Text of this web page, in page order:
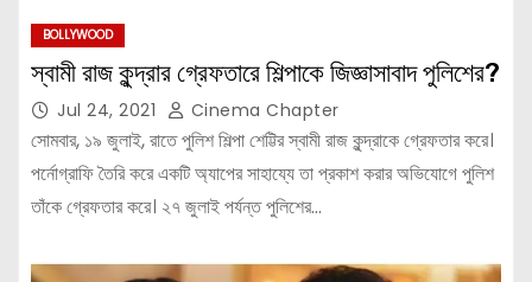
BOLLYWOOD
স্বামী রাজ কুন্দ্রার গ্রেফতারে শিল্পাকে জিজ্ঞাসাবাদ পুলিশের?
Jul 24, 2021 Cinema Chapter
সোমবার, ১৯ জুলাই, রাতে পুলিশ শিল্পা শেট্টির স্বামী রাজ কুন্দ্রাকে গ্রেফতার করে।
পর্নোগ্রাফি তৈরি করে একটি অ্যাপের সাহায্যে তা প্রকাশ করার অভিযোগে পুলিশ
তাঁকে গ্রেফতার করে। ২৭ জুলাই পর্যন্ত পুলিশের…